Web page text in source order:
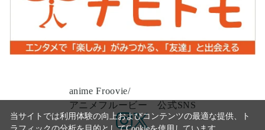
anime Froovie/
アニメフルービー 公式SNS
当サイトでは利用体験の向上およびコンテンツの最適な提供、ト